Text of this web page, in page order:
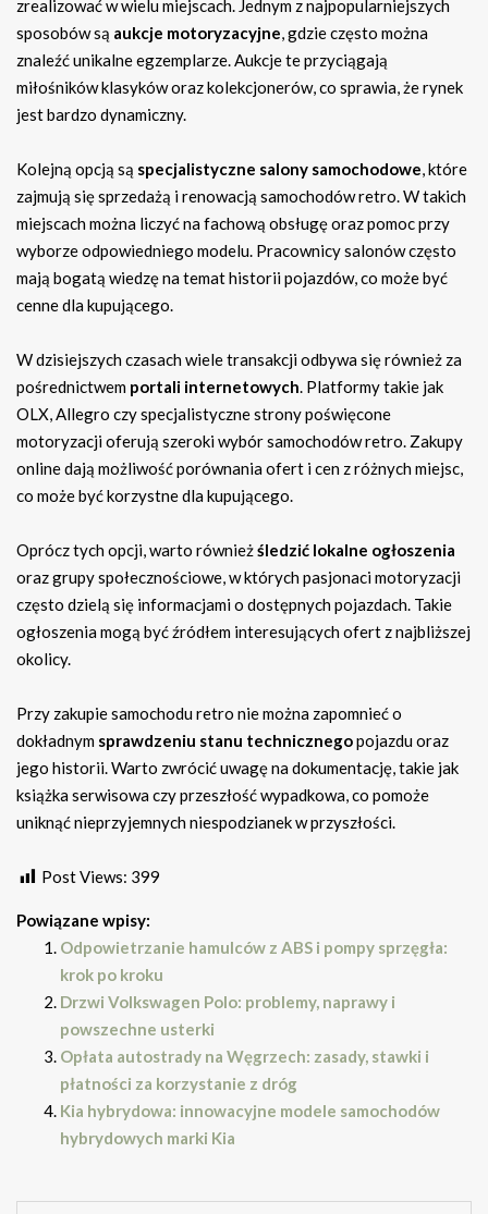
zrealizować w wielu miejscach. Jednym z najpopularniejszych
sposobów są aukcje motoryzacyjne, gdzie często można
znaleźć unikalne egzemplarze. Aukcje te przyciągają
miłośników klasyków oraz kolekcjonerów, co sprawia, że rynek
jest bardzo dynamiczny.
Kolejną opcją są specjalistyczne salony samochodowe, które
zajmują się sprzedażą i renowacją samochodów retro. W takich
miejscach można liczyć na fachową obsługę oraz pomoc przy
wyborze odpowiedniego modelu. Pracownicy salonów często
mają bogatą wiedzę na temat historii pojazdów, co może być
cenne dla kupującego.
W dzisiejszych czasach wiele transakcji odbywa się również za
pośrednictwem portali internetowych. Platformy takie jak
OLX, Allegro czy specjalistyczne strony poświęcone
motoryzacji oferują szeroki wybór samochodów retro. Zakupy
online dają możliwość porównania ofert i cen z różnych miejsc,
co może być korzystne dla kupującego.
Oprócz tych opcji, warto równieżśledzić lokalne ogłoszenia
oraz grupy społecznościowe, w których pasjonaci motoryzacji
często dzielą się informacjami o dostępnych pojazdach. Takie
ogłoszenia mogą być źródłem interesujących ofert z najbliższej
okolicy.
Przy zakupie samochodu retro nie można zapomnieć o
dokładnym sprawdzeniu stanu technicznegopojazdu oraz
jego historii. Warto zwrócić uwagę na dokumentację, takie jak
książka serwisowa czy przeszłość wypadkowa, co pomoże
uniknąć nieprzyjemnych niespodzianek w przyszłości.
Post Views: 399
Powiązane wpisy:
Odpowietrzanie hamulców z ABS i pompy sprzęgła:
krok po kroku
Drzwi Volkswagen Polo: problemy, naprawy i
powszechne usterki
Opłata autostrady na Węgrzech: zasady, stawki i
płatności za korzystanie z dróg
Kia hybrydowa: innowacyjne modele samochodów
hybrydowych marki Kia